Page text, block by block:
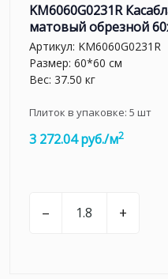
KM6060G0231R
матовый обрезной
Артикул: KM6060G0231R
Размер: 60*60 см
Вес: 37.50 кг
Плиток в упаковке: 5 шт
3 272.04 руб./м2
– +